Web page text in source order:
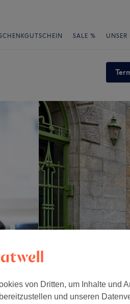
SALE % UNSER
von Dritten, um Inhalte und
und unseren